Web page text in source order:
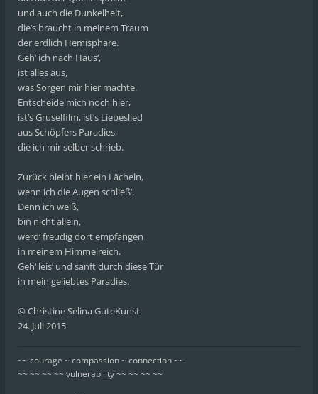
und auch die Dunkelheit,
die’s braucht in meinem Traum
der erdlich Hemisphäre.
Geh‘ ich nach Haus‘,
ist alles aus,
was Sorgen mir hier machte.
Entscheide mich noch hier,
ist’s Gruselfilm, ist’s Liebeslied
aus Schöpfers Paradies,
die ich mir selber schrieb.
Zurück bleibt hier ein Lächeln,
wenn ich die Augen schließ‘.
Denn ich weiß,
bin nicht allein,
werd‘ freudig dort empfangen
in meinem Himmelreich.
Geh‘ leis‘ und sanft durch diese Tür
in mein geliebtes Paradies.
© Christine Selina GuteKunst
24. Juli 2015
~~ courage ~ compassion ~ connection ~~
~~ ~~ ~~ ~~ vulnerability ~~ ~~ ~~ ~~